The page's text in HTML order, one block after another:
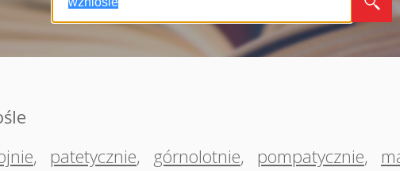
, patetycznie, górnolotnie, pompatycznie,